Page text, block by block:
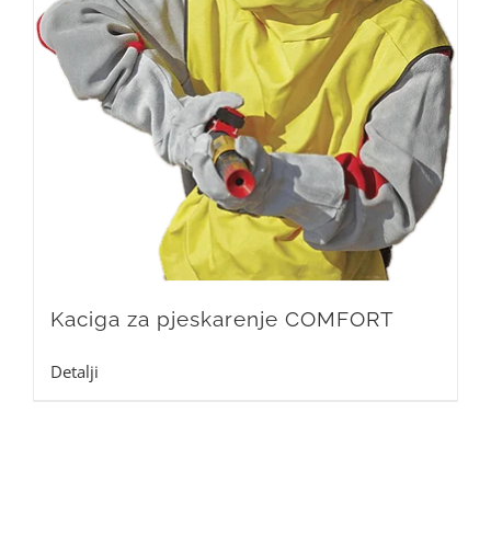
Kaciga za pjeskarenje COMFORT
Detalji